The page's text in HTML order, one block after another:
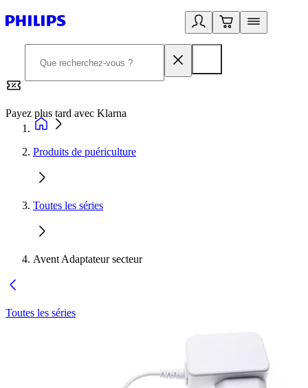
Payez plus tard avec Klarna
Produits de puériculture
Toutes les séries
Avent Adaptateur secteur
Toutes les séries